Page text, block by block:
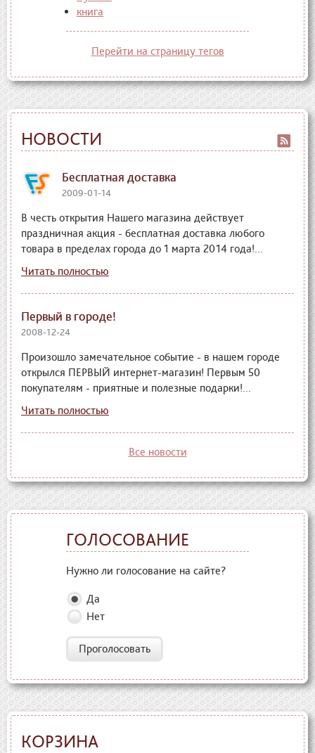
книга
Перейти на страницу тегов
НОВОСТИ
Бесплатная доставка
2009-01-14
В честь открытия Нашего магазина действует
праздничная акция - бесплатная доставка любого
товара в пределах города до 1 марта 2014 года!...
Читать полностью
Первый в городе!
2008-12-24
Произошло замечательное событие - в нашем городе
открылся ПЕРВЫЙ интернет-магазин! Первым 50
покупателям - приятные и полезные подарки!...
Читать полностью
Все новости
ГОЛОСОВАНИЕ
Нужно ли голосование на сайте?
Да
Нет
Проголосовать
КОРЗИНА